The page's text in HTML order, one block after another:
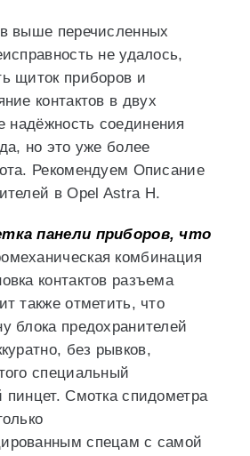
выше перечисленных
не удалось,
щиток приборов и
контактов в двух
надёжность соединения
но это уже более
Рекомендуем Описание
в Opel Astra H.
панели приборов, что
комбинация
контактов разъема
также отметить, что
блока предохранителей
без рывков,
специальный
пинцет. Смотка спидометра
спецам с самой